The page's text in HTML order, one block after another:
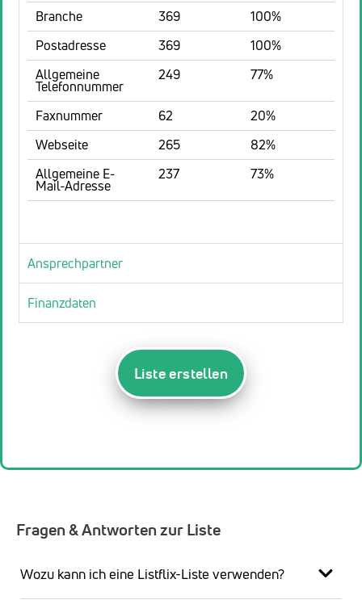
Branche
369
100%
Postadresse
369
100%
Allgemeine
Telefonnummer
249 77%
Faxnummer 62
20%
Webseite
265
82%
Allgemeine E-
Mail-Adresse
237 73%
Ansprechpartner
Finanzdaten
Liste erstellen
Fragen & Antworten zur Liste
Wozu kann ich eine Listflix-Liste verwenden?